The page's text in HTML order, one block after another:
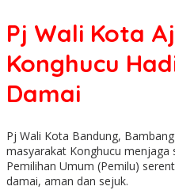
Pj Wali Kota
Konghucu
Damai
Pj Wali Kota Bandung,
masyarakat Konghucu menjaga
Pemilihan Umum (Pemilu)
damai, aman dan sejuk.